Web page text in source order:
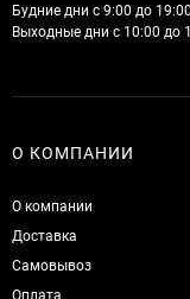
Будние дни с 9:00 до 19:00
Выходные дни с 10:00 до
О КОМПАНИИ
О компании
Доставка
Самовывоз
Оплата